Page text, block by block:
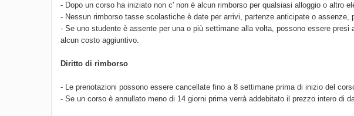
- Dopo un corso ha iniziato non c' non è alcun rimborso per qualsiasi alloggio o altro
- Nessun rimborso tasse scolastiche è date per arrivi, partenze anticipate o
- Se uno studente è assente per una o più settimane alla volta, possono essere
alcun costo aggiuntivo.
Diritto di rimborso
- Le prenotazioni possono essere cancellate fino a 8 settimane prima di inizio del
- Se un corso è annullato meno di 14 giorni prima verrà addebitato il prezzo intero di